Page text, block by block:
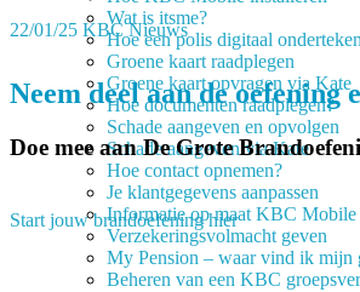
Wat is itsme?
Hoe een polis digitaal
Groene kaart raadplegen
Groene kaart opvragen via Kate
Hoe documenten raadplegen?
Schade aangeven en opvolgen
Schade aangeven via Kate
Hoe contact opnemen?
Je klantgegevens aanpassen
Informatie op maat KBC Mobile
Verzekeringsvolmacht geven
My Pension – waar vind ik mijn
Beheren van een KBC
22/01/25 KBC Nieuws
Neem deel aan de
Doe mee aan De Grote
Start jouw brandoefening hier